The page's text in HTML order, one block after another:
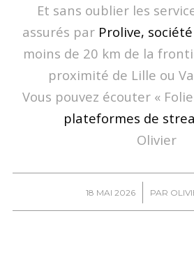
Et sans oublier les
assurés par Prolive,
moins de 20 km de la
proximité de Lille ou
Vous pouvez écouter «
plateformes de
Olivier
18 MAI 2026
/ PAR